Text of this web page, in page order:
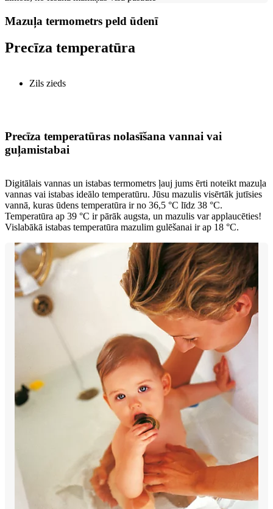
Mazuļa termometrs peld ūdenī
Precīza temperatūra
Zils zieds
Precīza temperatūras nolasīšana vannai vai
guļamistabai
Digitālais vannas un istabas termometrs ļauj jums ērti noteikt mazuļa
vannas vai istabas ideālo temperatūru. Jūsu mazulis visērtāk jutīsies
vannā, kuras ūdens temperatūra ir no 36,5 °C līdz 38 °C.
Temperatūra ap 39 °C ir pārāk augsta, un mazulis var applaucēties!
Vislabākā istabas temperatūra mazulim gulēšanai ir ap 18 °C.